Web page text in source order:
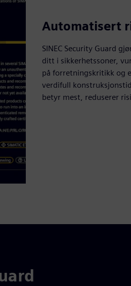
Automatisert
SINEC Security Guard
ditt i sikkerhetssoner,
på forretningskritikk og
verdifull
betyr mest, reduserer